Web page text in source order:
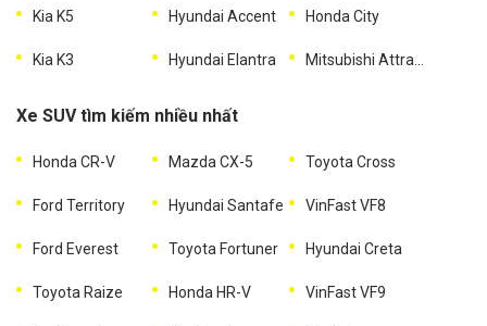
Kia K5 Hyundai Accent Honda City
Kia K3 Hyundai Elantra Mitsubishi Attrage
Xe SUV tìm kiếm nhiều nhất
Honda CR-V Mazda CX-5 Toyota Cross
Ford Territory Hyundai Santafe VinFast VF8
Ford Everest Toyota Fortuner Hyundai Creta
Toyota Raize Honda HR-V VinFast VF9